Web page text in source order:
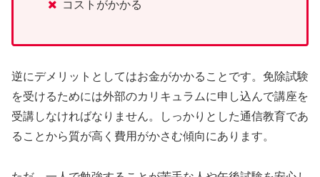
コストがかかる
逆にデメリットとしてはお金がかかることです。免除試験
を受けるためには外部のカリキュラムに申し込んで講座を
受講しなければなりません。しっかりとした通信教育であ
ることから質が高く費用がかさむ傾向にあります。